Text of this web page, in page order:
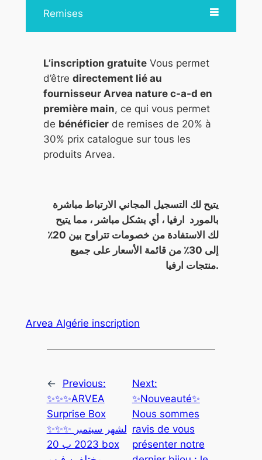
Remises
L’inscription gratuiteVous permet
d’être directement lié au
fournisseur Arvea nature c-a-d en
première main, ce qui vous permet
de bénéficierde remises de 20% à
30% prix catalogue sur tous les
produits Arvea.
يتيح لك التسجيل المجاني الارتباط مباشرة
بالمورد ارفيا ، أي بشكل مباشر ، مما يتيح
لك الاستفادة من خصومات تتراوح بين 20٪
إلى 30٪ من قائمة الأسعار على جميع
منتجات ارفيا.
Arvea Algérie inscription
←
Previous:
✨✨✨ARVEA
Surprise Box
✨✨✨ لشهر سبتمبر
2023 ب 20 box
Next:
✨Nouveauté✨
Nous sommes
ravis de vous
présenter notre